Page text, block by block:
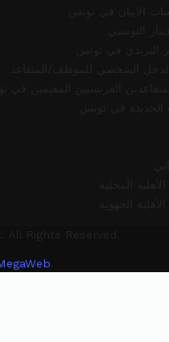
الآيبان في تونس
التونسي
البريدي في تونس
الشخصي للموظف/المتقاعد
الفرنسيين المقيمين في
الجديدة في تونس
المحلية
الجهوية
All Rights Reserved.